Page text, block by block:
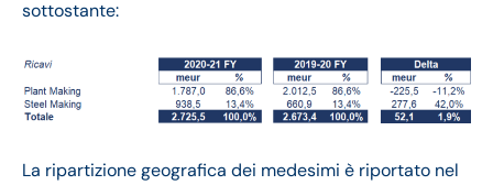
sottostante:
La ripartizione geografica dei medesimi è riportato nel